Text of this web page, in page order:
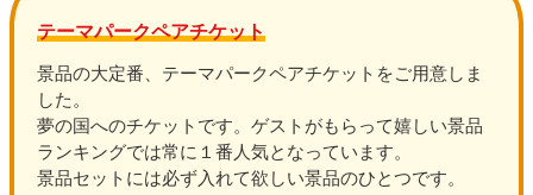
テーマパークペアチケット
景品の大定番、テーマパークペアチケットをご用意しま
した。
夢の国へのチケットです。ゲストがもらって嬉しい景品
ランキングでは常に１番人気となっています。
景品セットには必ず入れて欲しい景品のひとつです。